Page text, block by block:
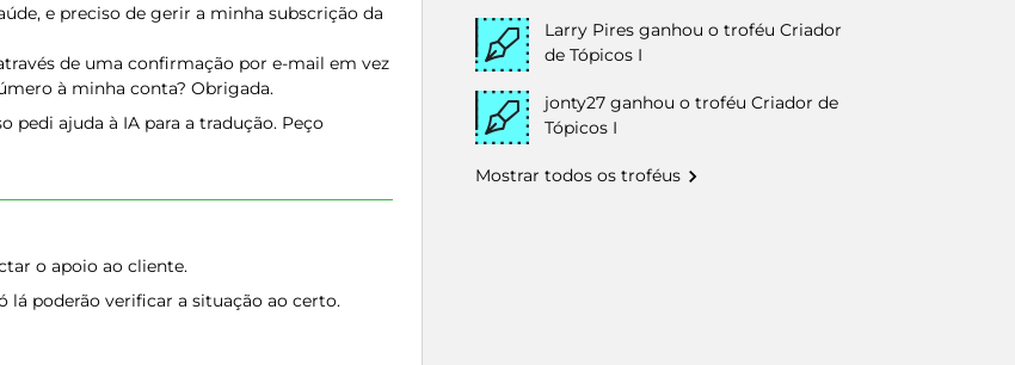
e preciso de gerir a minha subscrição da
de uma confirmação por e-mail em vez
à minha conta? Obrigada.
pedi ajuda à IA para a tradução. Peço
o apoio ao cliente.
lá poderão verificar a situação ao certo.
Larry Pires ganhou o troféu Criador
de Tópicos I
jonty27 ganhou o troféu Criador de
Tópicos I
Mostrar todos os troféus